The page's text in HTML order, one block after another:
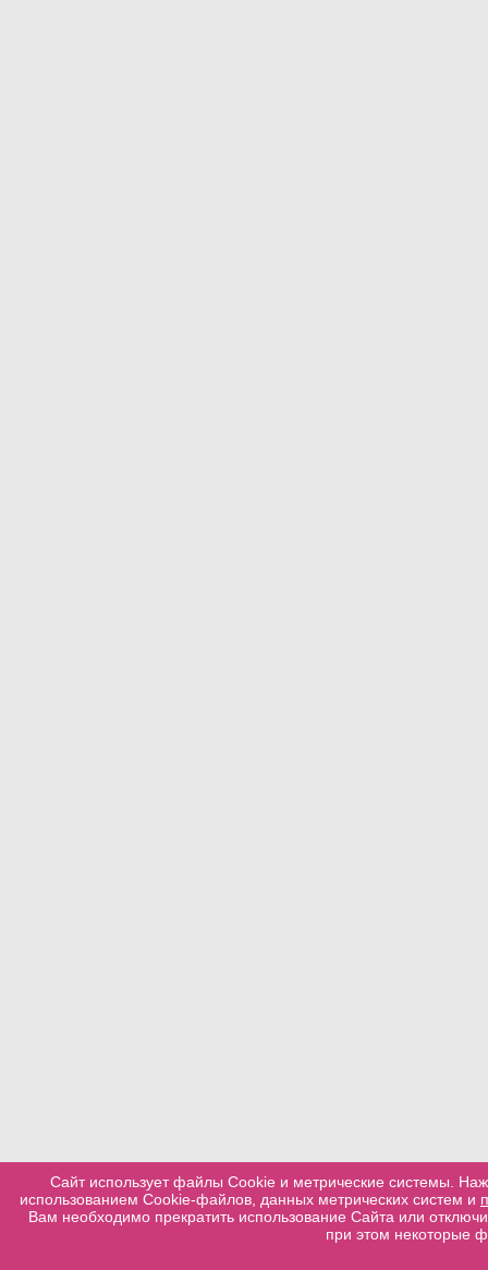
Сайт использует файлы Cookie и метрические системы.
использованием Cookie-файлов, данных метрических систем и
Вам необходимо прекратить использование Сайта или
при этом некоторые